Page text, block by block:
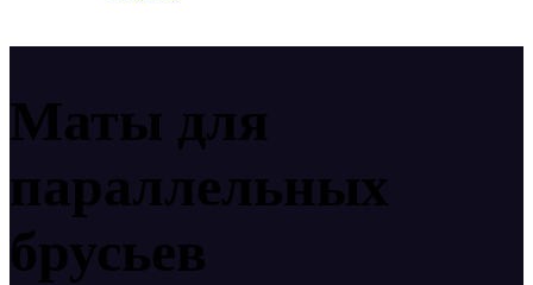
Маты для
параллельных
брусьев